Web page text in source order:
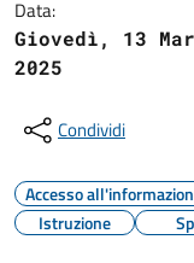
Data:
Giovedì, 13
2025
Condividi
Accesso
Istruzione